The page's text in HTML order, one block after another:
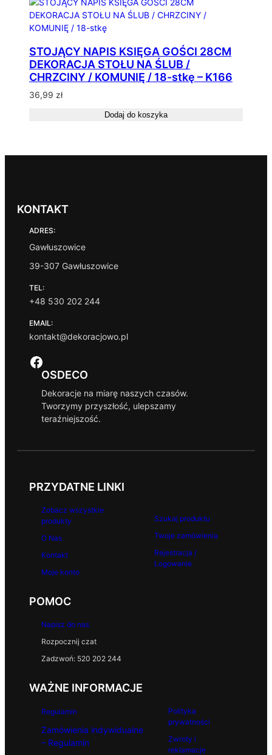
STOJĄCY NAPIS KSIĘGA GOŚCI 28CM
DEKORACJA STOŁU NA ŚLUB /
CHRZCINY / KOMUNIĘ / 18-stkę – K166
36,99 zł
Dodaj do koszyka
KONTAKT
ADRES:
Gawłuszowice
39-307 Gawłuszowice
TEL:
+48 530 202 244
EMAIL:
kontakt@dekoracjowo.pl
Facebook
OSDECO
Dekoracje na miarę naszych czasów.
Tworzymy przyszłość, ulepszamy
teraźniejszość.
PRZYDATNE LINKI
Zobacz wszystkie
produkty
O Nas
Kontakt
Moje konto
Szukaj produktu
Twoje zamówienia
Rejestracja /
Logowanie
POMOC
Napisz do nas
Rozpocznij czat
Zadzwoń: 520 202 244
WAŻNE INFORMACJE
Regulamin
Zamówienia indywidualne
– Regulamin
Polityka
prywatności
Zwroty i
reklamacje